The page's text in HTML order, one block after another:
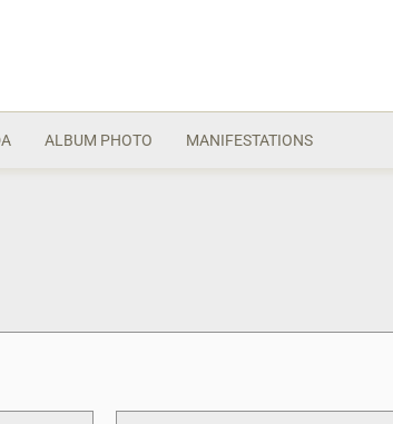
ALBUM PHOTO MANIFESTATIONS